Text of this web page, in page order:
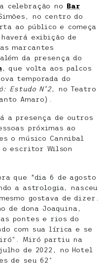
celebração no Bar
no centro do
ao público e começa
exibição de
marcantes
da presença do
, que volta aos palcos
temporada do
Estudo Nº2, no Teatro
Amaro).
a presença de outros
próximas ao
o músico Cannibal
o escritor Wilson
que “dia 6 de agosto
a astrologia, nasceu
gostava de dizer.
de dona Joaquina,
pontes e rios do
com sua lírica e se
Miró partiu na
de 2022, no Hotel
de seu 62º